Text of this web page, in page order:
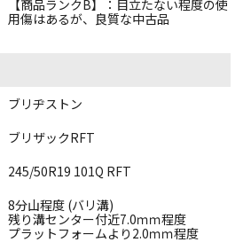
【商品ランクB】：目立たない程度の使
用傷はあるが、良質な中古品
ブリヂストン
ブリザックRFT
245/50R19 101Q RFT
8分山程度 (バリ溝)
残り溝センター付近7.0ｍｍ程度
プラットフォームより2.0ｍｍ程度